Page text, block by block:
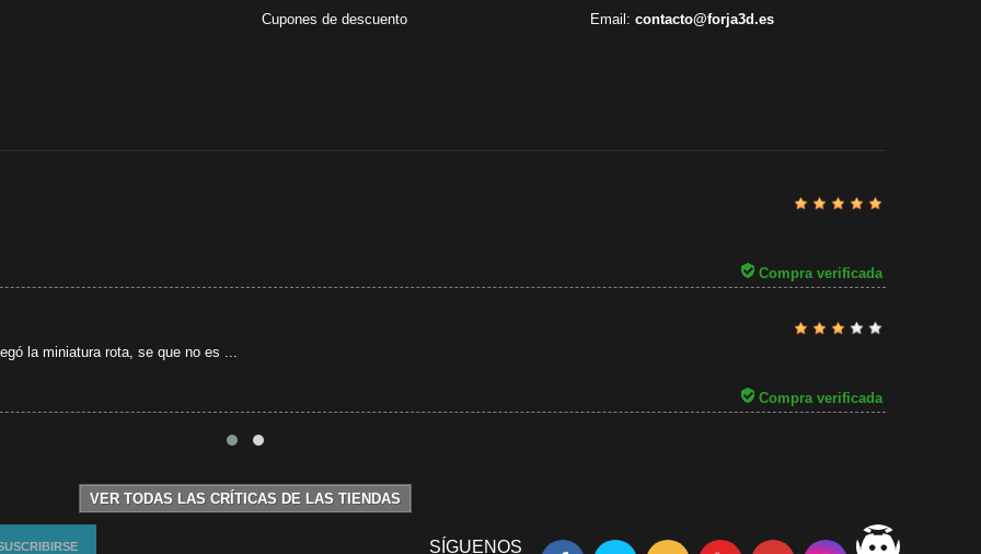
Cupones de descuento
Email: contacto@forja3d.es
Compra verificada
la miniatura rota, se que no es ...
Compra verificada
VER TODAS LAS CRÍTICAS DE LAS TIENDAS
SÍGUENOS